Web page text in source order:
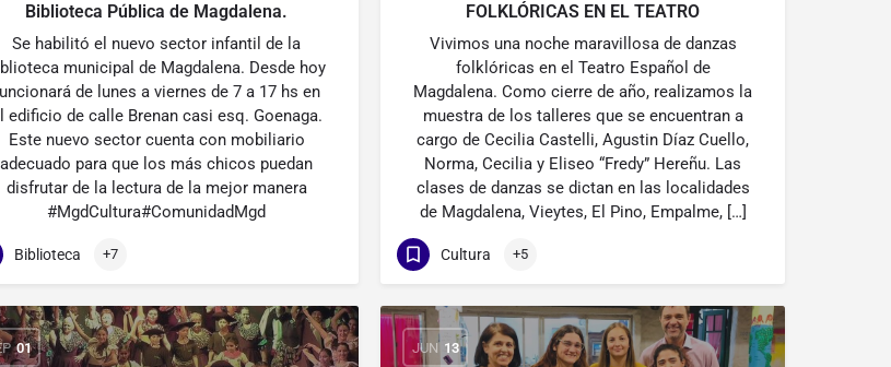
Biblioteca Pública de Magdalena.
Se habilitó el nuevo sector infantil de la
municipal de Magdalena. Desde hoy
de lunes a viernes de 7 a 17 hs en
edificio de calle Brenan casi esq. Goenaga.
Este nuevo sector cuenta con mobiliario
adecuado para que los más chicos puedan
disfrutar de la lectura de la mejor manera
#MgdCultura#ComunidadMgd
Biblioteca +7
FOLKLÓRICAS EN EL TEATRO
Vivimos una noche maravillosa de danzas
folklóricas en el Teatro Español de
Magdalena. Como cierre de año, realizamos la
muestra de los talleres que se encuentran a
cargo de Cecilia Castelli, Agustin Díaz Cuello,
Norma, Cecilia y Eliseo “Fredy” Hereñu. Las
clases de danzas se dictan en las localidades
de Magdalena, Vieytes, El Pino, Empalme, […]
Cultura +5
01 JUN 13